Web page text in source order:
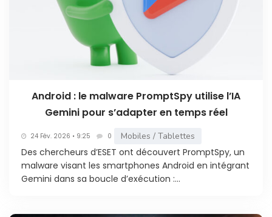
Android : le malware PromptSpy utilise l’IA
Gemini pour s’adapter en temps réel
24 Fév. 2026 • 9:25 0 Mobiles / Tablettes
Des chercheurs d’ESET ont découvert PromptSpy, un
malware visant les smartphones Android en intégrant
Gemini dans sa boucle d’exécution :...